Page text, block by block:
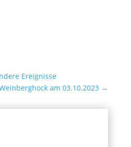
Ereignisse
am 03.10.2023 →